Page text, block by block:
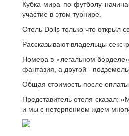
Кубка мира по футболу
участие в этом турнире.
Отель Dolls только что открыл
Рассказывают владельцы
Номера в «легальном
фантазия, а другой -
Общая стоимость после оплаты
Представитель отеля сказал:
и мы с нетерпением ждем